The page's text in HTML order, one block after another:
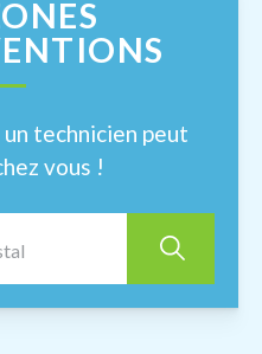
technicien peut
vous !